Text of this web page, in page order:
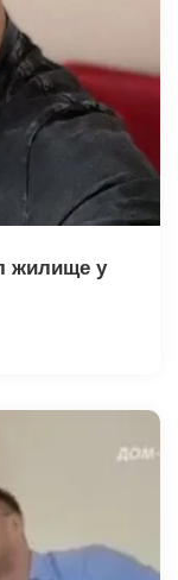
жилище у